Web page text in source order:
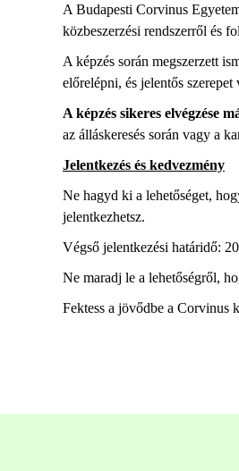
A Budapesti Corvinus
közbeszerzési rendszerről és
A képzés során megszerzett
előrelépni, és jelentős
A képzés sikeres elvégzése
az álláskeresés során vagy a
Jelentkezés és kedvezmény
Ne hagyd ki a lehetőséget,
jelentkezhetsz.
Végső jelentkezési határidő:
Ne maradj le a lehetőségről,
Fektess a jövődbe a Corvinus